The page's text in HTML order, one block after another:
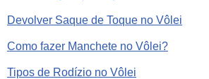
Devolver Saque de Toque no Vôlei
Como fazer Manchete no Vôlei?
Tipos de Rodízio no Vôlei